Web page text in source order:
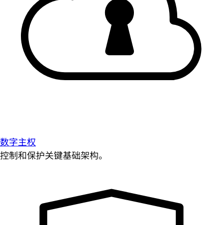
数字主权
控制和保护关键基础架构。